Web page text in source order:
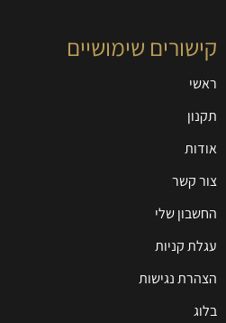
קישורים שימושיים
ראשי
תקנון
אודות
צור קשר
החשבון שלי
עגלת קניות
הצהרת נגישות
בלוג